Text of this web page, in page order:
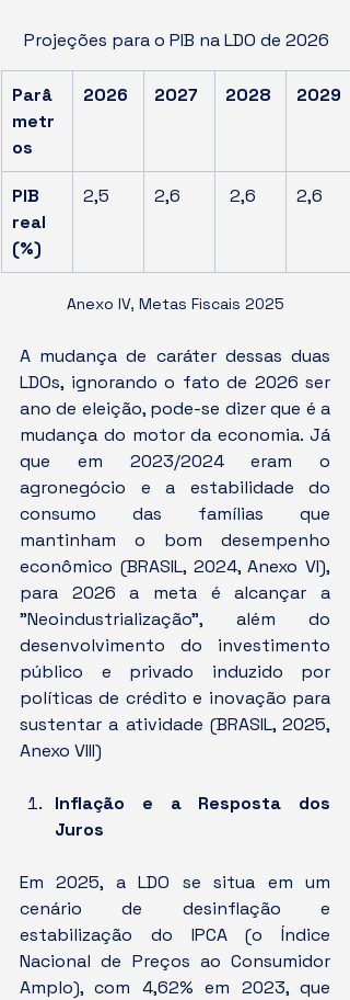
Projeções para o PIB na LDO de 2026
Parâ
metr
os
2026 2027 2028 2029
PIB
real
(%)
2,5 2,6 2,6 2,6
Anexo IV, Metas Fiscais 2025
A mudança de caráter dessas duas
LDOs, ignorando o fato de 2026 ser
ano de eleição, pode-se dizer que é a
mudança do motor da economia. Já
que em 2023/2024 eram o
agronegócio e a estabilidade do
consumo das famílias que
mantinham o bom desempenho
econômico (BRASIL, 2024, Anexo VI),
para 2026 a meta é alcançar a
"Neoindustrialização", além do
desenvolvimento do investimento
público e privado induzido por
políticas de crédito e inovação para
sustentar a atividade (BRASIL, 2025,
Anexo VIII)
Inflação e a Resposta dos
Juros
Em 2025, a LDO se situa em um
cenário de desinflação e
estabilização do IPCA (o Índice
Nacional de Preços ao Consumidor
Amplo), com 4,62% em 2023, que